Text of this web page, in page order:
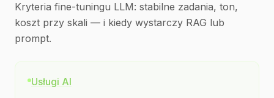
Kryteria fine-tuningu LLM: stabilne zadania, ton,
koszt przy skali — i kiedy wystarczy RAG lub
prompt.
Usługi AI